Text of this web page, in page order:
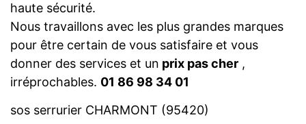
haute sécurité.
Nous travaillons avec les plus grandes marques
pour être certain de vous satisfaire et vous
donner des services et un prix pas cher ,
irréprochables. 01 86 98 34 01
sos serrurier CHARMONT (95420)